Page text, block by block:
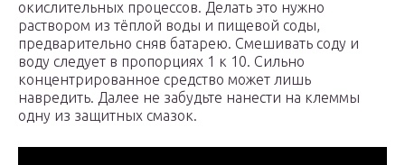
окислительных процессов. Делать это нужно
раствором из тёплой воды и пищевой соды,
предварительно сняв батарею. Смешивать соду и
воду следует в пропорциях 1 к 10. Сильно
концентрированное средство может лишь
навредить. Далее не забудьте нанести на клеммы
одну из защитных смазок.